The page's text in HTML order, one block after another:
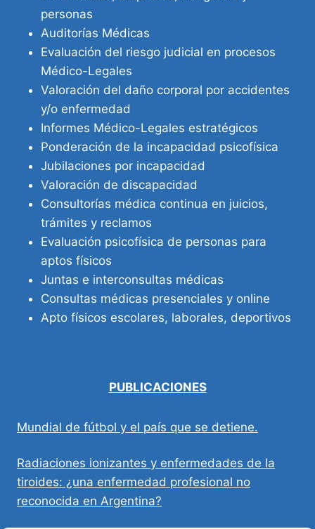
personas
Auditorías Médicas
Evaluación del riesgo judicial en procesos
Médico-Legales
Valoración del daño corporal por accidentes
y/o enfermedad
Informes Médico-Legales estratégicos
Ponderación de la incapacidad psicofísica
Jubilaciones por incapacidad
Valoración de discapacidad
Consultorías médica continua en juicios,
trámites y reclamos
Evaluación psicofísica de personas para
aptos físicos
Juntas e interconsultas médicas
Consultas médicas presenciales y online
Apto físicos escolares, laborales, deportivos
PUBLICACIONES
Mundial de fútbol y el país que se detiene.
Radiaciones ionizantes y enfermedades de la
tiroides: ¿una enfermedad profesional no
reconocida en Argentina?